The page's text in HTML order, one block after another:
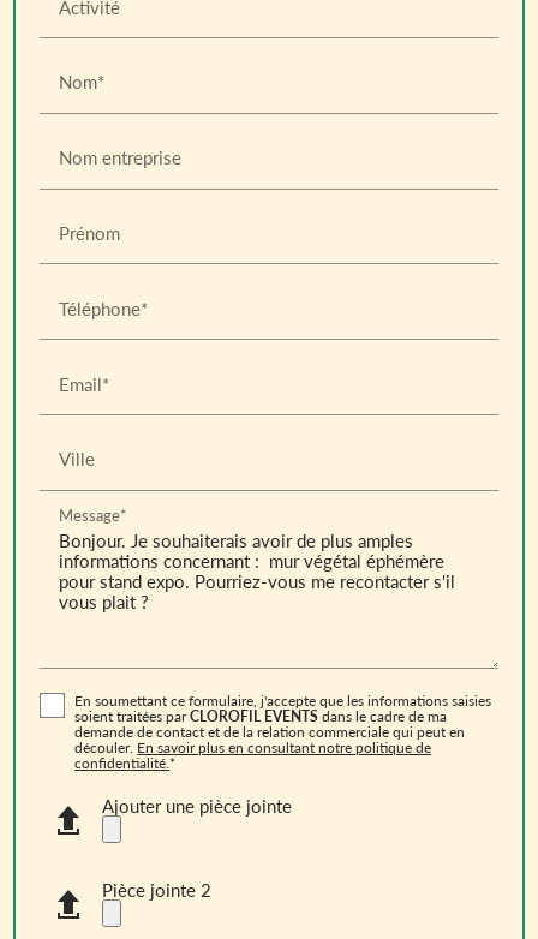
Activité
Nom*
Nom entreprise
Prénom
Téléphone*
Email*
Ville
Message*
En soumettant ce formulaire, j'accepte que les informations saisies
soient traitées parCLOROFIL EVENTS dans le cadre de ma
demande de contact et de la relation commerciale qui peut en
découler. En savoir plus en consultant notre politique de
confidentialité.*
Ajouter une pièce jointe
Pièce jointe 2